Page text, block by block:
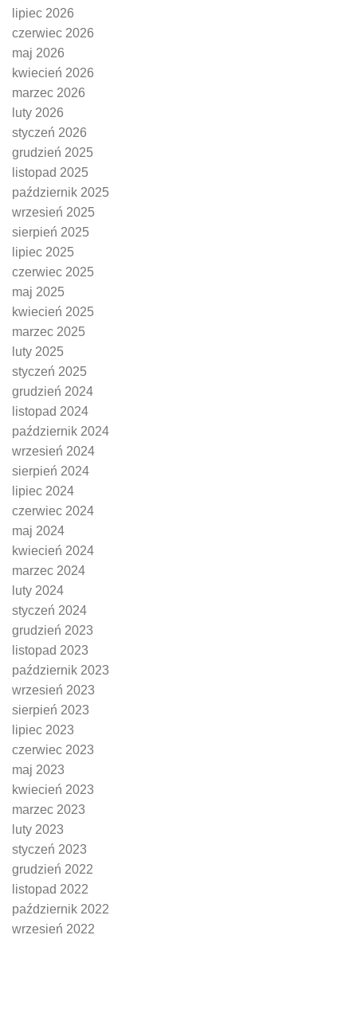
lipiec 2026
czerwiec 2026
maj 2026
kwiecień 2026
marzec 2026
luty 2026
styczeń 2026
grudzień 2025
listopad 2025
październik 2025
wrzesień 2025
sierpień 2025
lipiec 2025
czerwiec 2025
maj 2025
kwiecień 2025
marzec 2025
luty 2025
styczeń 2025
grudzień 2024
listopad 2024
październik 2024
wrzesień 2024
sierpień 2024
lipiec 2024
czerwiec 2024
maj 2024
kwiecień 2024
marzec 2024
luty 2024
styczeń 2024
grudzień 2023
listopad 2023
październik 2023
wrzesień 2023
sierpień 2023
lipiec 2023
czerwiec 2023
maj 2023
kwiecień 2023
marzec 2023
luty 2023
styczeń 2023
grudzień 2022
listopad 2022
październik 2022
wrzesień 2022